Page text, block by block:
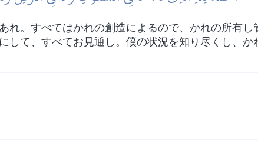
。すべてはかれの創造によるので、かれの所有し
て、すべてお見通し。僕の状況を知り尽くし、か